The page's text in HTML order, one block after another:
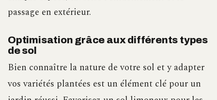
passage en extérieur.
Optimisation grâce aux différents types
de sol
Bien connaître la nature de votre sol et y adapter
vos variétés plantées est un élément clé pour un